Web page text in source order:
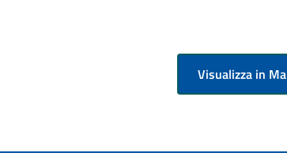
Visualizza in